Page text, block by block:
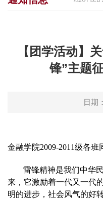
【团学活动】
锋”主题
日期
金融学院2009-2011级各班
雷锋精神是我们中华
来，它激励着一代又一代
明的进步，社会风气的好转